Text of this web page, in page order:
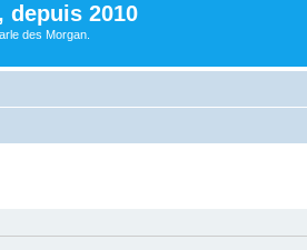
depuis 2010
des Morgan.